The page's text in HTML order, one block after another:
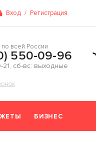
Вход / Регистрация
по всей России
550-09-96
21, сб-вс: выходные
БИЗНЕС